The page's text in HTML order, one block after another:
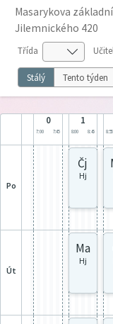
Masarykova
Jilemnického 420
Třída
Stálý Tento týden
0
7:00 7:45
1
8:00 8:45 8:55
po
Čj
Hj
út
Ma
Hj